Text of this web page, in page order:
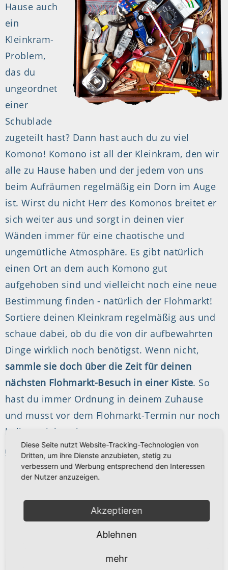
Hause auch
ein
Kleinkram-
Problem,
das du
ungeordnet
einer
Schublade
zugeteilt hast? Dann hast auch du zu viel
Komono! Komono ist all der Kleinkram, den wir
alle zu Hause haben und der jedem von uns
beim Aufräumen regelmäßig ein Dorn im Auge
ist. Wirst du nicht Herr des Komonos breitet er
sich weiter aus und sorgt in deinen vier
Wänden immer für eine chaotische und
ungemütliche Atmosphäre. Es gibt natürlich
einen Ort an dem auch Komono gut
aufgehoben sind und vielleicht noch eine neue
Bestimmung finden - natürlich der Flohmarkt!
Sortiere deinen Kleinkram regelmäßig aus und
schaue dabei, ob du die von dir aufbewahrten
Dinge wirklich noch benötigst. Wenn nicht,
sammle sie doch über die Zeit für deinen
nächsten Flohmarkt-Besuch in einer Kiste. So
hast du immer Ordnung in deinem Zuhause
und musst vor dem Flohmarkt-Termin nur noch
halb so viel packen.
5. ZAUBERT ES DIR EIN LÄCHELN INS GESICHT?
Wir alle
Gefühl,
dass die
Diese Seite nutzt Website-Tracking-Technologien von
Dritten, um ihre Dienste anzubieten, stetig zu
verbessern und Werbung entsprechend den Interessen
der Nutzer anzuzeigen.
Akzeptieren
Ablehnen
mehr